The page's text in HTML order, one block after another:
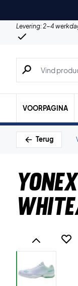
Levering: 2-4
Zoeken naar
VOORPAGINA
Terug